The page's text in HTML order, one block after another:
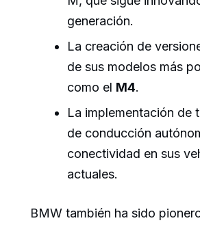
generación.
La creación de
de sus modelos más
como el M4.
La implementación de
de conducción
conectividad en sus
actuales.
BMW también ha sido